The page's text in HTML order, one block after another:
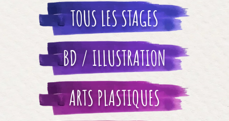
TOUS LES STAGES
BD / ILLUSTRATION
ARTS PLASTIQUES